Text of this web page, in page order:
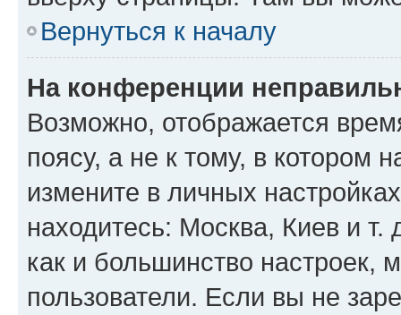
Вернуться к началу
На конференции
Возможно, отображается
поясу, а не к тому, в котором
измените в личных
находитесь: Москва, Киев и т.
как и большинство настроек,
пользователи. Если вы не